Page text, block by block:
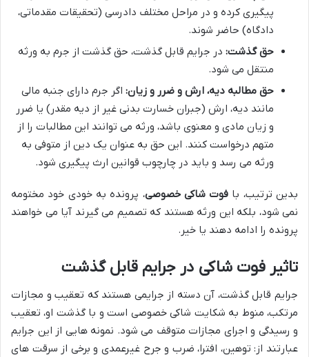
پیگیری کرده و در مراحل مختلف دادرسی (تحقیقات مقدماتی،
دادگاه) حاضر شوند.
حق گذشت: در جرایم قابل گذشت، حق گذشت از جرم به ورثه
منتقل می شود.
حق مطالبه دیه، ارش و ضرر و زیان: اگر جرم دارای جنبه مالی
مانند دیه، ارش (جبران خسارت بدنی غیر از دیه مقدر) یا ضرر
و زیان مادی و معنوی باشد، ورثه می توانند این مطالبات را از
متهم درخواست کنند. این حق به عنوان یک دین از متوفی به
ورثه می رسد و باید در چارچوب قوانین ارث پیگیری شود.
بدین ترتیب، با فوت شاکی خصوصی، پرونده به خودی خود مختومه
نمی شود، بلکه این ورثه هستند که تصمیم می گیرند آیا می خواهند
پرونده را ادامه دهند یا خیر.
تاثیر فوت شاکی در جرایم قابل گذشت
جرایم قابل گذشت، آن دسته از جرایمی هستند که تعقیب و مجازات
مرتکب، منوط به شکایت شاکی خصوصی است و با گذشت او، تعقیب
و رسیدگی و اجرای مجازات متوقف می شود. نمونه هایی از این جرایم
عبارتند از: توهین، افترا، ضرب و جرح غیرعمدی و برخی از سرقت های